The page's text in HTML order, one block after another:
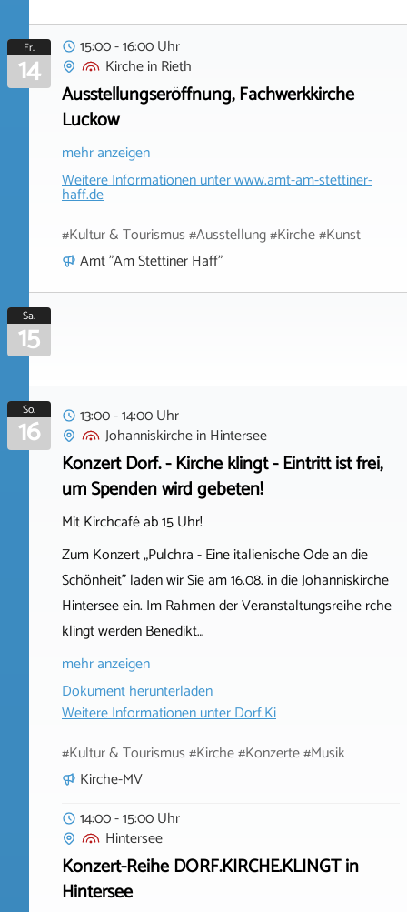
Fr.
14
15:00 - 16:00 Uhr
KircheinRieth
Ausstellungseröffnung, Fachwerkkirche
Luckow
mehr anzeigen
Weitere Informationen unterwww.amt-am-stettiner-
haff.de
#Kultur & Tourismus #Ausstellung #Kirche #Kunst
Amt "Am Stettiner Haff"
Sa.
15
So.
16
13:00 - 14:00 Uhr
JohanniskircheinHintersee
Konzert Dorf. - Kirche klingt - Eintritt ist frei,
um Spenden wird gebeten!
Mit Kirchcafé ab 15 Uhr!
Zum Konzert „Pulchra - Eine italienische Ode an die
Schönheit" laden wir Sie am 16.08. in die Johanniskirche
Hintersee ein. Im Rahmen der Veranstaltungsreihe rche
klingt werden Benedikt…
mehr anzeigen
Dokument herunterladen
Weitere Informationen unterDorf.Ki
#Kultur & Tourismus #Kirche #Konzerte #Musik
Kirche-MV
14:00 - 15:00 Uhr
Hintersee
Konzert-Reihe DORF.KIRCHE.KLINGT in
Hintersee